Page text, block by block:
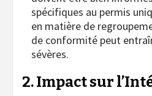
spécifiques au permis
en matière de
de conformité peut
sévères.
2. Impact sur